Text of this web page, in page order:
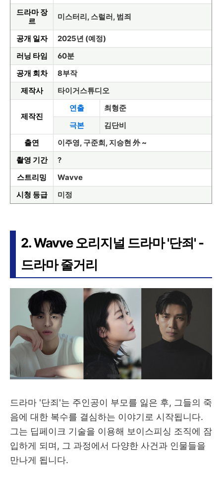
드라마 장
르
미스터리, 스럴러, 범죄
공개 일자
2025년 (예정)
러닝 타임
60분
공개 회차
8부작
제작사
타이거스튜디오
제작진
연출
최형준
극본
김단비
출연
이주영, 구준희, 지승현 外 ~
촬영 기간
?
스트리밍
Wavve
시청 등급
미정
2. Wavve 오리지널 드라마 '단죄' -
드라마 줄거리
드라마 '단죄'는 주인공이 부모를 잃은 후, 그들의 죽
음에 대한 복수를 결심하는 이야기로 시작됩니다.
그는 딥페이크 기술을 이용해 보이스피싱 조직에 잠
입하게 되며, 그 과정에서 다양한 사건과 인물들을
만나게 됩니다.